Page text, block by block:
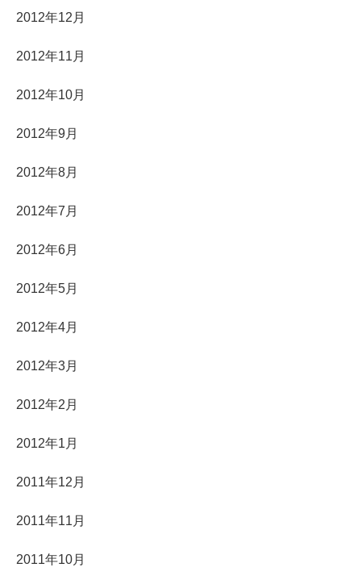
2012年12月
2012年11月
2012年10月
2012年9月
2012年8月
2012年7月
2012年6月
2012年5月
2012年4月
2012年3月
2012年2月
2012年1月
2011年12月
2011年11月
2011年10月